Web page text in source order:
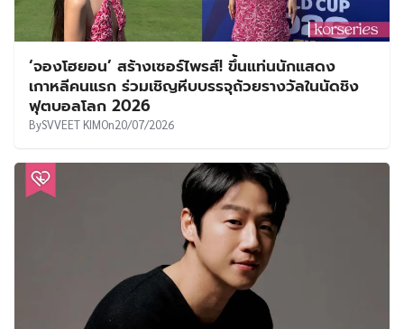
‘จองโฮยอน’ สร้างเซอร์ไพรส์! ขึ้นแท่นนักแสดง
เกาหลีคนแรก ร่วมเชิญหีบบรรจุถ้วยรางวัลในนัดชิง
ฟุตบอลโลก 2026
BySVVEET KIMOn20/07/2026